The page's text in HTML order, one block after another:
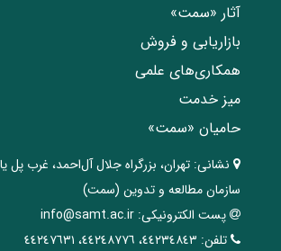
آثار «سمت»
بازاریابی و فروش
همکاری‌های علمی
میز خدمت
حامیان «سمت»
نشانی: تهران، ‌بزرگراه ‌جلال آل‌احمد، غرب پل
سازمان مطالعه و تدوین‌ (سمت)
پست الکترونیکی: info@samt.ac.ir
تلفن: ٤٤٢٣٤٨٤٣، ٤٤٢٤٨٧٧٦، ٤٤٢٤٧٦٣١